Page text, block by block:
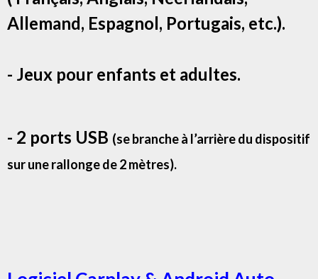
Allemand, Espagnol, Portugais, etc.).
- Jeux pour enfants et adultes.
- 2 ports USB (se branche à l’arrière du dispositif
sur une rallonge de 2 mètres).